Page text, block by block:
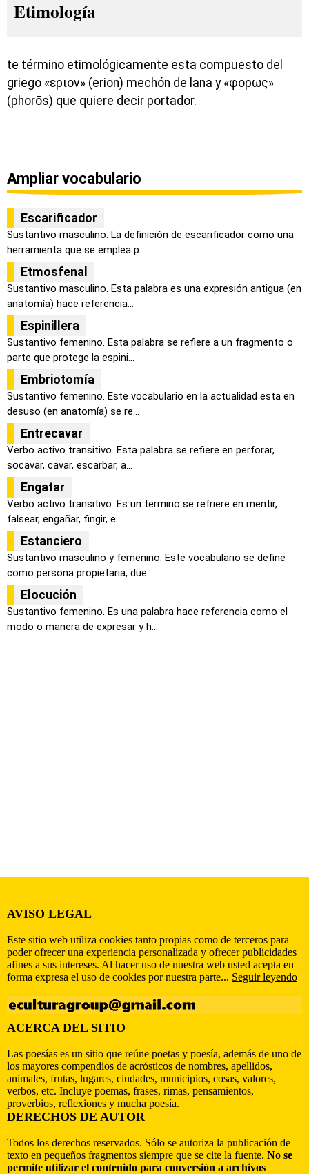
Etimología
te término etimológicamente esta compuesto del
griego «εριον» (erion) mechón de lana y «φορως»
(phorōs) que quiere decir portador.
Ampliar vocabulario
Escarificador
Sustantivo masculino. La definición de escarificador como una
herramienta que se emplea p...
Etmosfenal
Sustantivo masculino. Esta palabra es una expresión antigua (en
anatomía) hace referencia...
Espinillera
Sustantivo femenino. Esta palabra se refiere a un fragmento o
parte que protege la espini...
Embriotomía
Sustantivo femenino. Este vocabulario en la actualidad esta en
desuso (en anatomía) se re...
Entrecavar
Verbo activo transitivo. Esta palabra se refiere en perforar,
socavar, cavar, escarbar, a...
Engatar
Verbo activo transitivo. Es un termino se refriere en mentir,
falsear, engañar, fingir, e...
Estanciero
Sustantivo masculino y femenino. Este vocabulario se define
como persona propietaria, due...
Elocución
Sustantivo femenino. Es una palabra hace referencia como el
modo o manera de expresar y h...
AVISO LEGAL
Este sitio web utiliza cookies tanto propias como de terceros para
poder ofrecer una experiencia personalizada y ofrecer publicidades
afines a sus intereses. Al hacer uso de nuestra web usted acepta en
forma expresa el uso de cookies por nuestra parte... Seguir leyendo
ACERCA DEL SITIO
Las poesías es un sitio que reúne poetas y poesía, además de uno de
los mayores compendios de acrósticos de nombres, apellidos,
animales, frutas, lugares, ciudades, municipios, cosas, valores,
verbos, etc. Incluye poemas, frases, rimas, pensamientos,
proverbios, reflexiones y mucha poesía.
DERECHOS DE AUTOR
Todos los derechos reservados. Sólo se autoriza la publicación de
texto en pequeños fragmentos siempre que se cite la fuente. No se
permite utilizar el contenido para conversión a archivos